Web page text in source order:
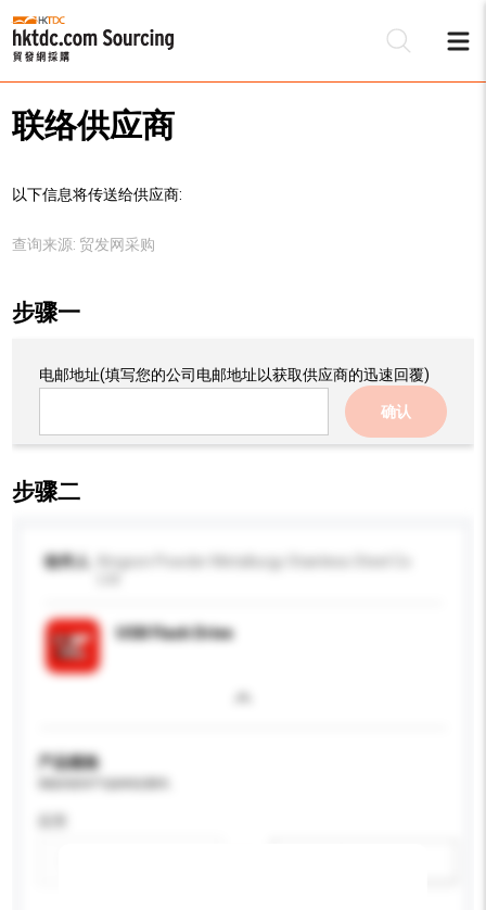
联络供应商
以下信息将传送给供应商:
查询来源: 贸发网采购
步骤一
电邮地址(填写您的公司电邮地址以获取供应商的迅速回覆)
确认
步骤二
收件人
USB Flash Drive
产品规格